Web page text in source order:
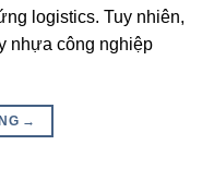
logistics. Tuy nhiên,
nhựa công nghiệp
→